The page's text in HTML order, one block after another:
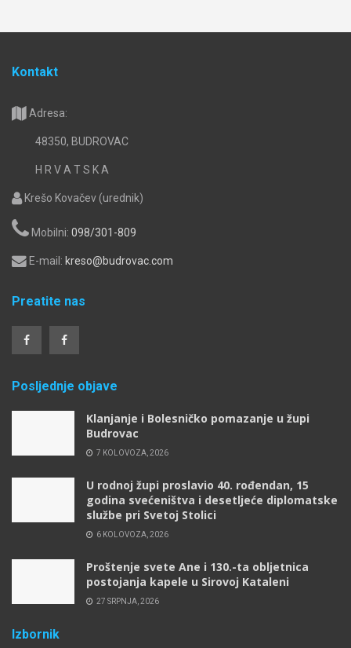
Kontakt
Adresa:
48350, BUDROVAC
H R V A T S K A
Krešo Kovačev (urednik)
Mobilni: 098/301-809
E-mail: kreso@budrovac.com
Preatite nas
Posljednje objave
Klanjanje i Bolesničko pomazanje u župi
Budrovac
7 KOLOVOZA, 2026
U rodnoj župi proslavio 40. rođendan, 15
godina svećeništva i desetljeće diplomatske
službe pri Svetoj Stolici
6 KOLOVOZA, 2026
Proštenje svete Ane i 130.-ta obljetnica
postojanja kapele u Sirovoj Kataleni
27 SRPNJA, 2026
Izbornik